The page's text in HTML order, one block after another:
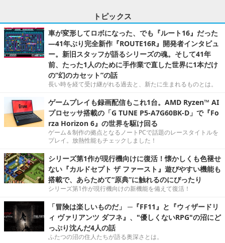
トピックス
車が変形してロボになった、でも『ルート16』だった
―41年ぶり完全新作『ROUTE16R』開発者インタビュ
ー。新旧スタッフが語るシリーズの魂。そして41年
前、たった1人のために手作業で直した世界に1本だけ
の“幻のカセット”の話
長い時を経て受け継がれる過去と、新たに生まれるものとは。
ゲームプレイも録画配信もこれ1台。AMD Ryzen™ AI
プロセッサ搭載の「G TUNE P5-A7G60BK-D」で『Fo
rza Horizon 6』の世界を駆け回る
ゲーム＆制作の拠点となるノートPCで話題のレースタイトルを
プレイ。放熱性能もチェックしました！
シリーズ第1作が現行機向けに復活！懐かしくも色褪せ
ない『カルドセプト ザ ファースト』遊びやすい機能も
搭載で、あらためて“原典”に触れるのにぴったり
シリーズ第1作が現行機向けの新機能を備えて復活！
「冒険は楽しいものだ」 ─『FF11』と『ウィザードリ
ィ ヴァリアンツ ダフネ』、"優しくないRPG"の沼にど
っぷり沈んだ4人の話
ふたつの沼の住人たちが語る奥深さとは。